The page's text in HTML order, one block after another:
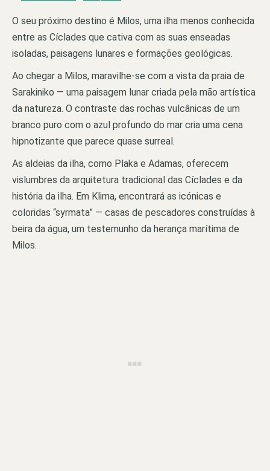
O seu próximo destino é Milos, uma ilha menos conhecida
entre as Cíclades que cativa com as suas enseadas
isoladas, paisagens lunares e formações geológicas.
Ao chegar a Milos, maravilhe-se com a vista da praia de
Sarakiniko — uma paisagem lunar criada pela mão artística
da natureza. O contraste das rochas vulcânicas de um
branco puro com o azul profundo do mar cria uma cena
hipnotizante que parece quase surreal.
As aldeias da ilha, como Plaka e Adamas, oferecem
vislumbres da arquitetura tradicional das Cíclades e da
história da ilha. Em Klima, encontrará as icónicas e
coloridas “syrmata” — casas de pescadores construídas à
beira da água, um testemunho da herança marítima de
Milos.